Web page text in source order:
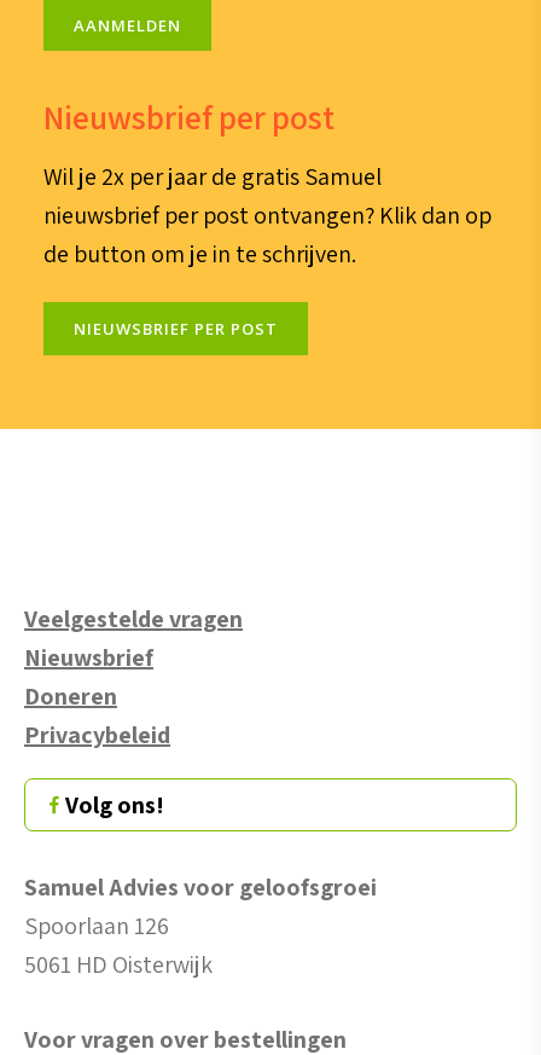
AANMELDEN
Nieuwsbrief per post
Wil je 2x per jaar de gratis Samuel
nieuwsbrief per post ontvangen? Klik dan op
de button om je in te schrijven.
NIEUWSBRIEF PER POST
Veelgestelde vragen
Nieuwsbrief
Doneren
Privacybeleid
Volg ons!
Samuel Advies voor geloofsgroei
Spoorlaan 126
5061 HD Oisterwijk
Voor vragen over bestellingen